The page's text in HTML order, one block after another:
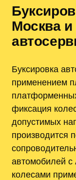
Москва и
Буксировка
применением
фиксация
допустимых
производится
автомобилей
колесами